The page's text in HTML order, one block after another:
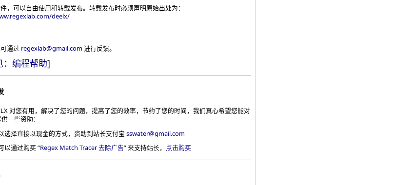
，可以自由使用和转载发布。转载发布时必须声明原始出处为：
deelx/
通过 regexlab@gmail.com 进行反馈。
：编程帮助]
对您有用，解决了您的问题，提高了您的效率，节约了您的时间，我们真心希望您能对
一些资助：
选择直接以现金的方式，资助到站长支付宝 sswater@gmail.com
以通过购买 “Regex Match Tracer 去除广告” 来支持站长， 点击购买